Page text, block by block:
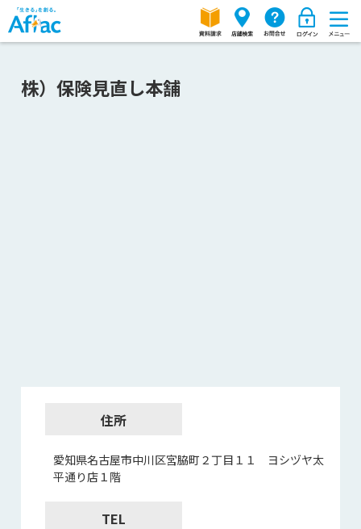
株）保険見直し本舗
住所
愛知県名古屋市中川区宮脇町２丁目１１ ヨシヅヤ太
平通り店１階
TEL